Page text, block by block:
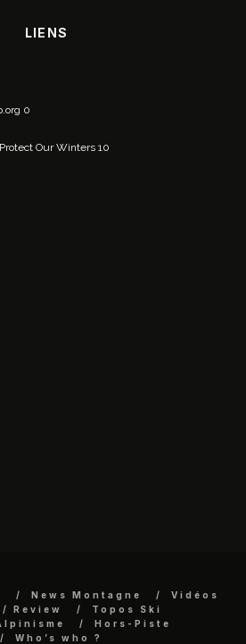
LIENS
0
Protect Our Winters 10
News Montagne
Vidéos
Review
Topos Ski
Hors-Piste
Who’s who ?